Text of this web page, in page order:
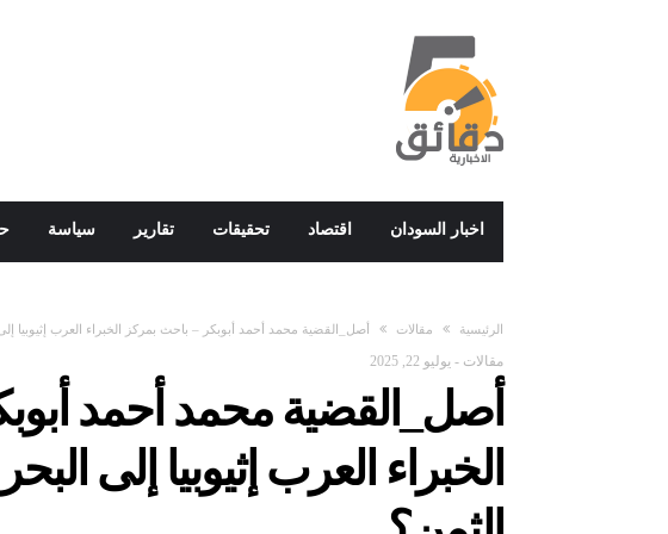
اخبار السودان اقتصاد تحقيقات تقارير سياسة
‫الرئيسية‬ مقالات أصل_القضية محمد أحمد أبوبكر – باحث بمركز الخبراء العرب إثيوبيا
مقالات - يوليو 22, 2025
أصل_القضية محمد أحمد
الخبراء العرب إثيوبيا إلى